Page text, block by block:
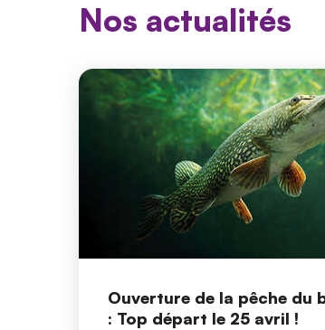
Nos actualités
Ouverture de la pêche du
: Top départ le 25 avril !